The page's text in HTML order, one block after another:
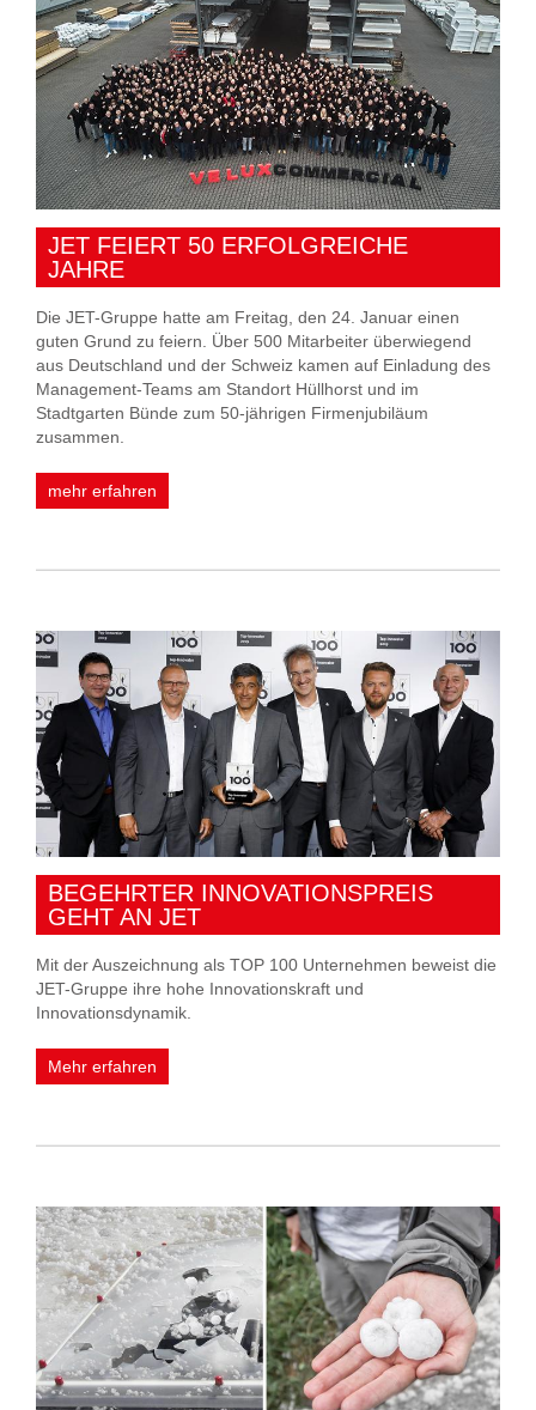
JET FEIERT 50 ERFOLGREICHE
JAHRE
Die JET-Gruppe hatte am Freitag, den 24. Januar einen
guten Grund zu feiern. Über 500 Mitarbeiter überwiegend
aus Deutschland und der Schweiz kamen auf Einladung des
Management-Teams am Standort Hüllhorst und im
Stadtgarten Bünde zum 50-jährigen Firmenjubiläum
zusammen.
mehr erfahren
BEGEHRTER INNOVATIONSPREIS
GEHT AN JET
Mit der Auszeichnung als TOP 100 Unternehmen beweist die
JET-Gruppe ihre hohe Innovationskraft und
Innovationsdynamik.
Mehr erfahren